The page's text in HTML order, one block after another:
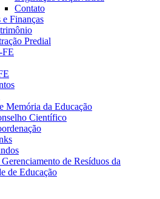
Contato
e Finanças
Predial
Memória da Educação
Científico
de Resíduos da
de Educação